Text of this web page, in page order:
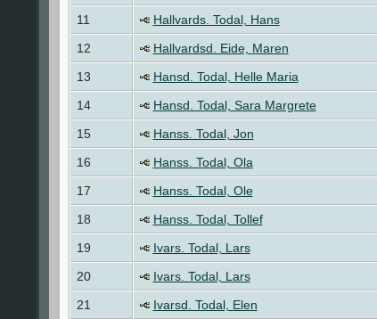
11
Hallvards. Todal, Hans
12
Hallvardsd. Eide, Maren
13
Hansd. Todal, Helle Maria
14
Hansd. Todal, Sara Margrete
15
Hanss. Todal, Jon
16
Hanss. Todal, Ola
17
Hanss. Todal, Ole
18
Hanss. Todal, Tollef
19
Ivars. Todal, Lars
20
Ivars. Todal, Lars
21
Ivarsd. Todal, Elen